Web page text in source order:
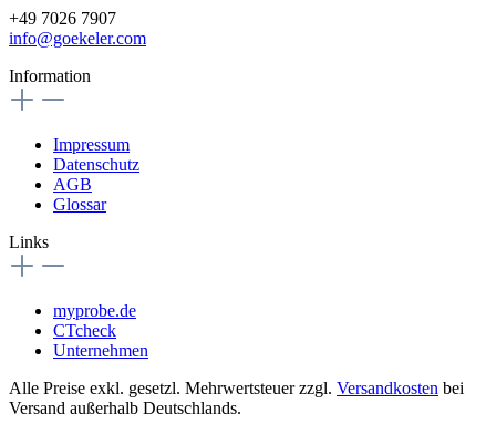
+49 7026 7907
info@goekeler.com
Information
Impressum
Datenschutz
AGB
Glossar
Links
myprobe.de
CTcheck
Unternehmen
Alle Preise exkl. gesetzl. Mehrwertsteuer zzgl. Versandkosten bei
Versand außerhalb Deutschlands.